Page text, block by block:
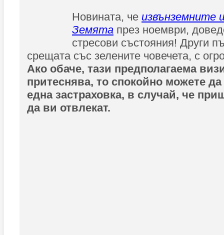
Новината, че извънземните
Земята през ноември,
стресови състояния! Други
срещата със зелените човечета, с
Ако обаче, тази предполагаема
притеснява, то спокойно можете
една застраховка, в случай, че
да ви отвлекат.